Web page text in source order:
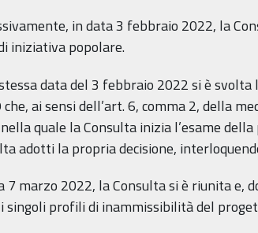
in data 3 febbraio 2022, la
iniziativa popolare.
data del 3 febbraio 2022 si è svolta
ai sensi dell’art. 6, comma 2, della
quale la Consulta inizia l’esame
adotti la propria decisione,
7 marzo 2022, la Consulta si è riunita e,
i singoli profili di inammissibilità del